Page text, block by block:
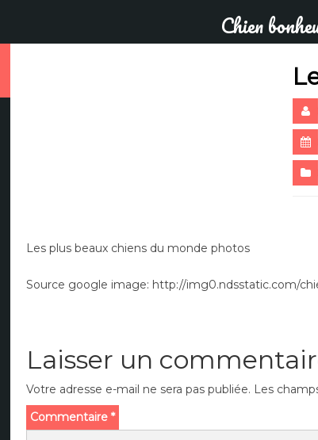
Chien
Les plus beaux chiens du monde photos
Source google image: http://img0.ndsstatic.com/
Laisser un
Votre adresse e-mail ne sera pas publiée. Les
Commentaire *